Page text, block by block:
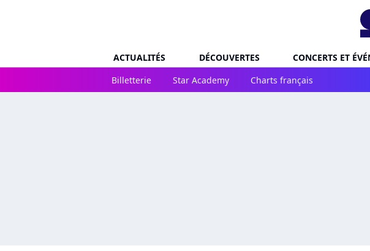
ACTUALITÉS DÉCOUVERTES CONCERTS ET
Billetterie
Star Academy Charts français